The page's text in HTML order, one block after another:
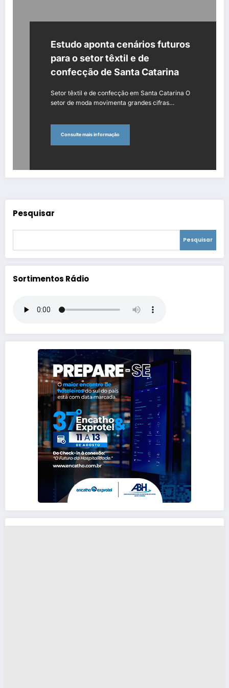
Estudo aponta cenários futuros
para o setor têxtil e de
confecção de Santa Catarina
Setor têxtil e de confecção em Santa Catarina O
setor de moda movimenta grandes cifras…
Consulte mais informação
Pesquisar
Pesquisar
Sortimentos Rádio